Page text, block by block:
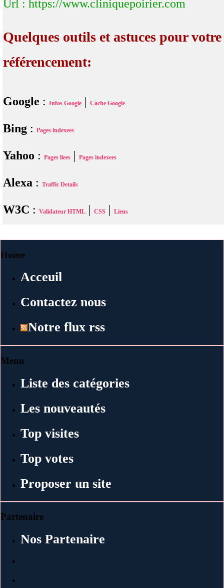
Url : https://www.cliniquepoirier.com
Quelques outils et astuces pour votre
référencement:
Google : Infos Google | Cache Google
Bing : Pages indexees
Yahoo : Pages liees | Pages indexees
Alexa : Traffic Details
W3C : Validateur HTML | CSS | Liens
Home
Acceuil
Contactez nous
Notre flux rss
Menu
Liste des catégories
Les nouveautés
Top visites
Top votes
Proposer un site
Partenaire
Nos Partenaire